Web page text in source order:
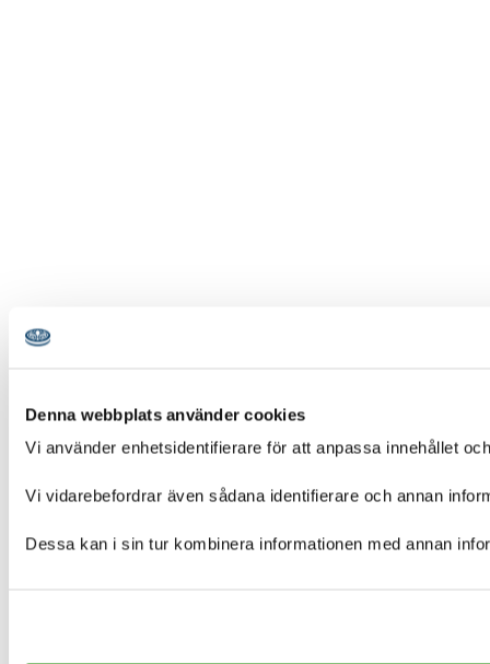
Denna webbplats använder cookies
Vi använder enhetsidentifierare för att anpassa innehållet
Vi vidarebefordrar även sådana identifierare och annan
Dessa kan i sin tur kombinera informationen med annan